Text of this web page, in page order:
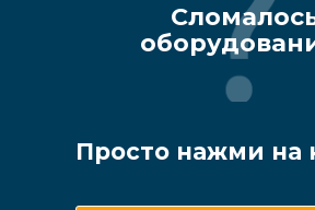
Просто нажми на